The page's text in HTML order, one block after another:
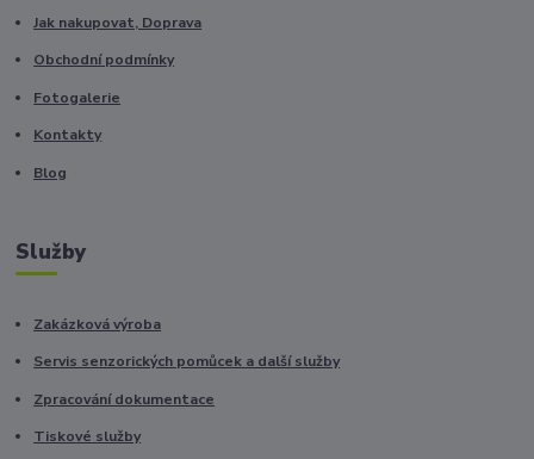
Jak nakupovat, Doprava
Obchodní podmínky
Fotogalerie
Kontakty
Blog
Služby
Zakázková výroba
Servis senzorických pomůcek a další služby
Zpracování dokumentace
Tiskové služby